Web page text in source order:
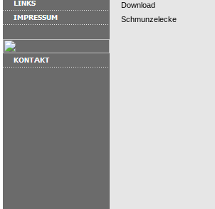
Download
Schmunzelecke